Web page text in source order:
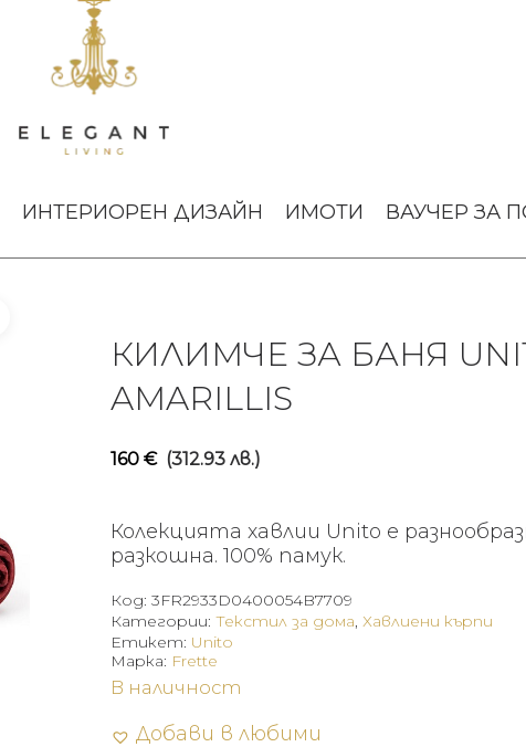
ИНТЕРИОРЕН ДИЗАЙН ИМОТИ ВАУЧЕР ЗА
КИЛИМЧЕ ЗА БАНЯ
AMARILLIS
160 € (312.93 лв.)
Колекцията хавлии Unito е
разкошна. 100% памук.
Код: 3FR2933D0400054B7709
Категории: Текстил за дома, Хавлиени кърпи
Етикет: Unito
В наличност
Добави в любими
Марка: Frette